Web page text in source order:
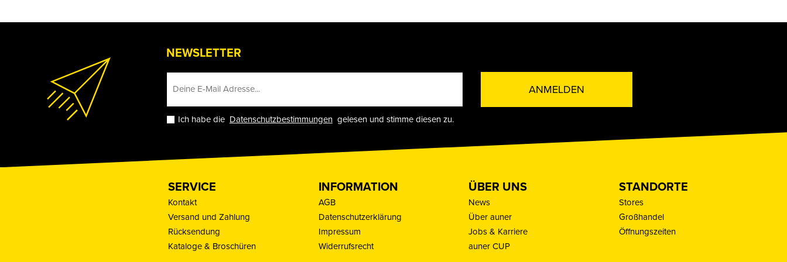
NEWSLETTER
Ich habe die Datenschutzbestimmungengelesen und stimme diesen zu.
ANMELDEN
SERVICE
Kontakt
Versand und Zahlung
Rücksendung
Kataloge & Broschüren
INFORMATION
AGB
Datenschutzerklärung
Impressum
Widerrufsrecht
ÜBER UNS
News
Über auner
Jobs & Karriere
auner CUP
STANDORTE
Stores
Großhandel
Öffnungszeiten